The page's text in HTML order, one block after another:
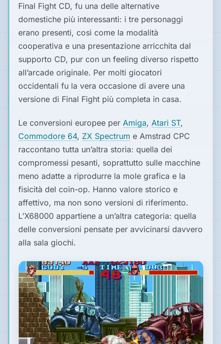
Final Fight CD, fu una delle alternative
domestiche più interessanti: i tre personaggi
erano presenti, così come la modalità
cooperativa e una presentazione arricchita dal
supporto CD, pur con un feeling diverso rispetto
all’arcade originale. Per molti giocatori
occidentali fu la vera occasione di avere una
versione di Final Fight più completa in casa.
Le conversioni europee per Amiga, Atari ST,
Commodore 64, ZX Spectrum e Amstrad CPC
raccontano tutta un’altra storia: quella dei
compromessi pesanti, soprattutto sulle macchine
meno adatte a riprodurre la mole grafica e la
fisicità del coin-op. Hanno valore storico e
affettivo, ma non sono versioni di riferimento.
L’X68000 appartiene a un’altra categoria: quella
delle conversioni pensate per avvicinarsi davvero
alla sala giochi.